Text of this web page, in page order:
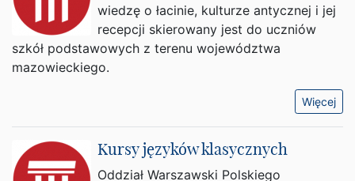
wiedzę o łacinie, kulturze antycznej i jej
recepcji skierowany jest do uczniów
szkół podstawowych z terenu województwa
mazowieckiego.
Więcej
Kursy języków klasycznych
Oddział Warszawski Polskiego